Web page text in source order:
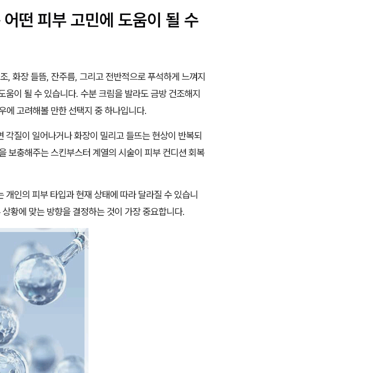
떤 피부 고민에 도움이 될 수
, 화장 들뜸, 잔주름, 그리고 전반적으로 푸석하게 느껴지
움이 될 수 있습니다. 수분 크림을 발라도 금방 건조해지
에 고려해볼 만한 선택지 중 하나입니다.
각질이 일어나거나 화장이 밀리고 들뜨는 현상이 반복되
보충해주는 스킨부스터 계열의 시술이 피부 컨디션 회복
개인의 피부 타입과 현재 상태에 따라 달라질 수 있습니
황에 맞는 방향을 결정하는 것이 가장 중요합니다.